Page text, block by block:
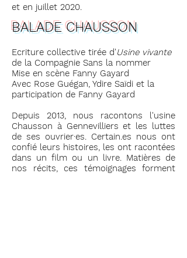
et en juillet 2020.
BALADE CHAUSSON
Ecriture collective tirée d'Usine vivante
de la Compagnie Sans la nommer
Mise en scène Fanny Gayard
Avec Rose Guégan, Ydire Saïdi et la
participation de Fanny Gayard
Depuis 2013, nous racontons l'usine
Chausson à Gennevilliers et les luttes
de ses ouvrier·es. Certain.es nous ont
confié leurs histoires, les ont racontées
dans un film ou un livre. Matières de
nos récits, ces témoignages forment